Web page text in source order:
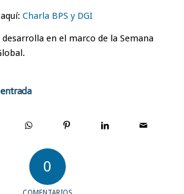
Charla BPS y DGI
desarrolla en el marco de la Semana
0